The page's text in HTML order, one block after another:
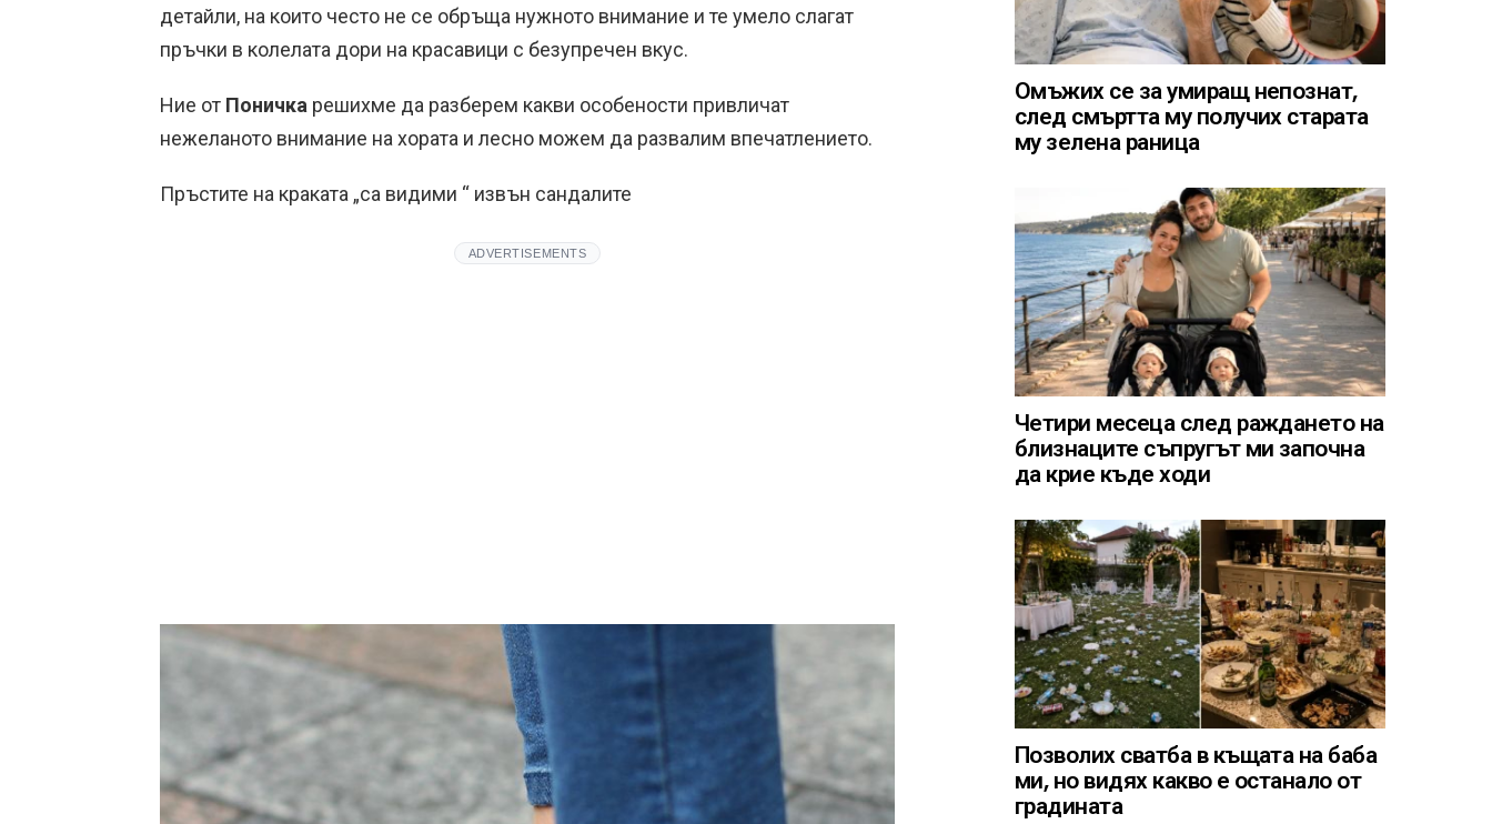
детайли, на които често не се обръща нужното внимание и те умело слагат
пръчки в колелата дори на красавици с безупречен вкус.
Ние от Поничка решихме да разберем какви особености привличат
нежеланото внимание на хората и лесно можем да развалим впечатлението.
Пръстите на краката „са видими “ извън сандалите
ADVERTISEMENTS
Омъжих се за умиращ непознат,
след смъртта му получих старата
му зелена раница
Четири месеца след раждането на
близнаците съпругът ми започна
да крие къде ходи
Позволих сватба в къщата на баба
ми, но видях какво е останало от
градината